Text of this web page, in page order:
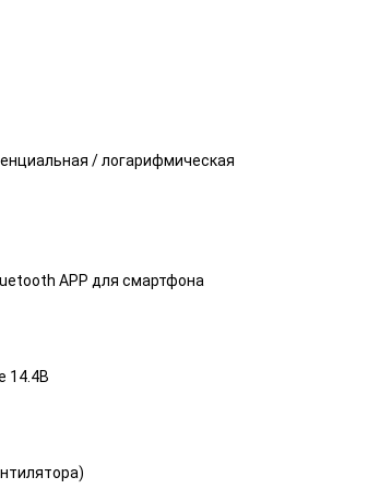
/ логарифмическая
APP для смартфона
14.4В